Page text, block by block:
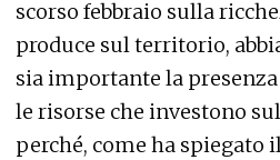
scorso febbraio sulla
produce sul territorio,
sia importante la
le risorse che investono
perché, come ha spiegato